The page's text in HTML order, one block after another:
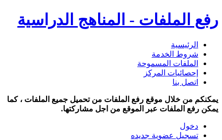
رفع الملفات - المناهج الدراسية
الرئيسية
شروط الخدمة
الملفات المسموحة
إحصائيات المركز
اتصل بنا
يمكنكم من خلال موقع رفع الملفات من تحميل جميع الملفات ، كما
يمكن رفع الملفات عبر الموقع من اجل مشاركتها.
دخول
تسجيل عضوية جديده